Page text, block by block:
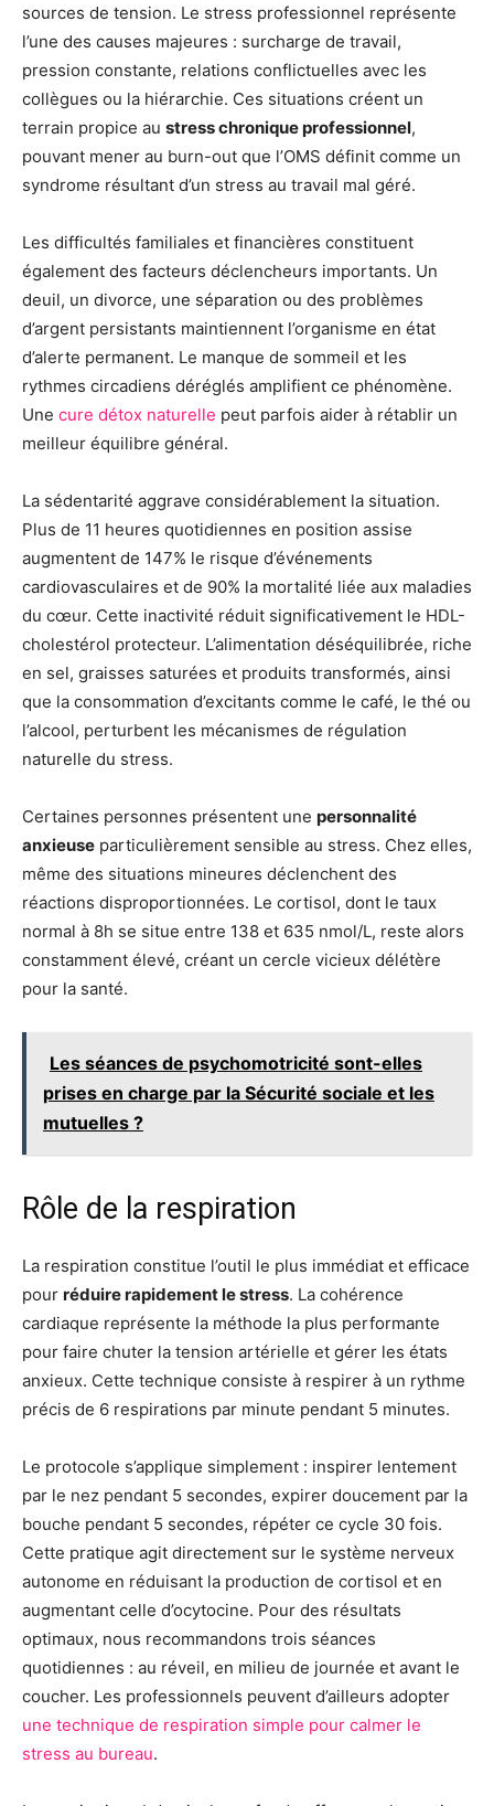
sources de tension. Le stress professionnel représente
l’une des causes majeures : surcharge de travail,
pression constante, relations conflictuelles avec les
collègues ou la hiérarchie. Ces situations créent un
terrain propice au stress chronique professionnel,
pouvant mener au burn-out que l’OMS définit comme un
syndrome résultant d’un stress au travail mal géré.
Les difficultés familiales et financières constituent
également des facteurs déclencheurs importants. Un
deuil, un divorce, une séparation ou des problèmes
d’argent persistants maintiennent l’organisme en état
d’alerte permanent. Le manque de sommeil et les
rythmes circadiens déréglés amplifient ce phénomène.
Une cure détox naturelle peut parfois aider à rétablir un
meilleur équilibre général.
La sédentarité aggrave considérablement la situation.
Plus de 11 heures quotidiennes en position assise
augmentent de 147% le risque d’événements
cardiovasculaires et de 90% la mortalité liée aux maladies
du cœur. Cette inactivité réduit significativement le HDL-
cholestérol protecteur. L’alimentation déséquilibrée, riche
en sel, graisses saturées et produits transformés, ainsi
que la consommation d’excitants comme le café, le thé ou
l’alcool, perturbent les mécanismes de régulation
naturelle du stress.
Certaines personnes présentent une personnalité
anxieuse particulièrement sensible au stress. Chez elles,
même des situations mineures déclenchent des
réactions disproportionnées. Le cortisol, dont le taux
normal à 8h se situe entre 138 et 635 nmol/L, reste alors
constamment élevé, créant un cercle vicieux délétère
pour la santé.
Les séances de psychomotricité sont-elles
prises en charge par la Sécurité sociale et les
mutuelles ?
Rôle de la respiration
La respiration constitue l’outil le plus immédiat et efficace
pour réduire rapidement le stress. La cohérence
cardiaque représente la méthode la plus performante
pour faire chuter la tension artérielle et gérer les états
anxieux. Cette technique consiste à respirer à un rythme
précis de 6 respirations par minute pendant 5 minutes.
Le protocole s’applique simplement : inspirer lentement
par le nez pendant 5 secondes, expirer doucement par la
bouche pendant 5 secondes, répéter ce cycle 30 fois.
Cette pratique agit directement sur le système nerveux
autonome en réduisant la production de cortisol et en
augmentant celle d’ocytocine. Pour des résultats
optimaux, nous recommandons trois séances
quotidiennes : au réveil, en milieu de journée et avant le
coucher. Les professionnels peuvent d’ailleurs adopter
une technique de respiration simple pour calmer le
stress au bureau.